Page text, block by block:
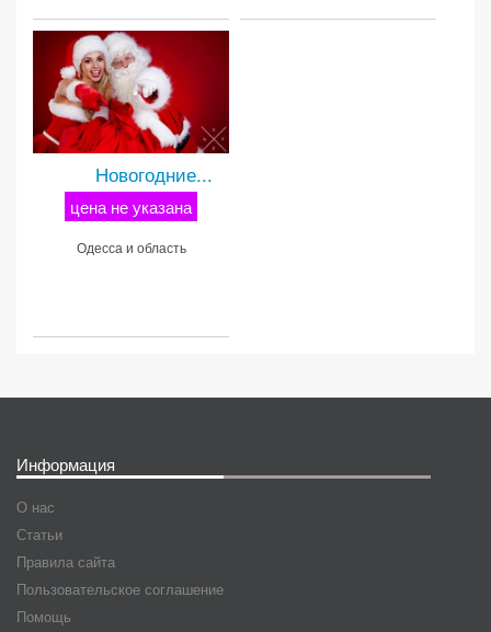
Новогодние...
цена не указана
Одесса и область
Информация
О нас
Статьи
Правила сайта
Пользовательское соглашение
Помощь